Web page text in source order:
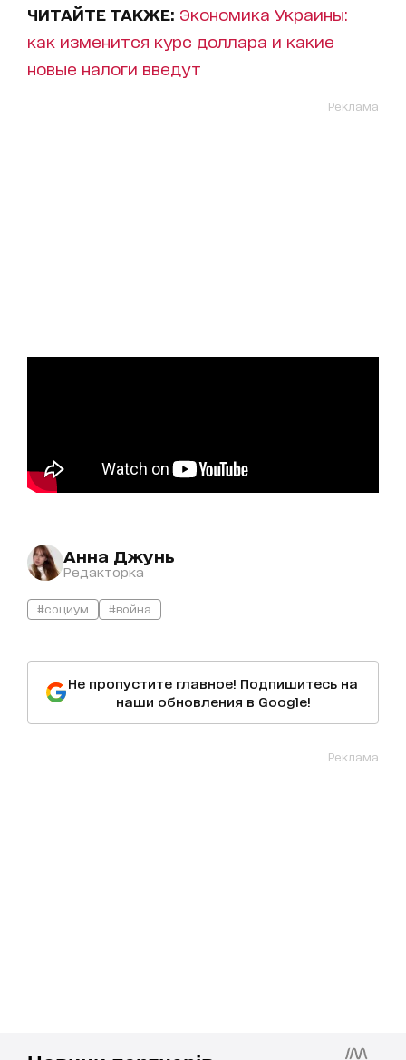
ЧИТАЙТЕ ТАКЖЕ: Экономика Украины:
как изменится курс доллара и какие
новые налоги введут
Реклама
Анна Джунь
Редакторка
#социум #война
Не пропустите главное! Подпишитесь на
наши обновления в Google!
Реклама